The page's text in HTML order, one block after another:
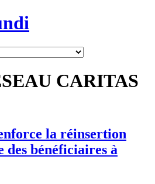
CARITAS
la réinsertion
des bénéficiaires à